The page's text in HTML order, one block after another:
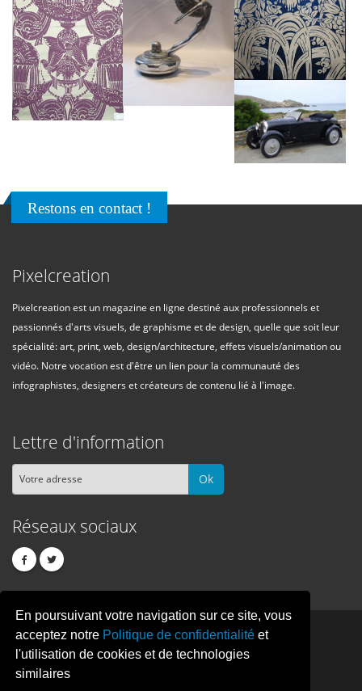
En poursuivant votre navigation sur ce site, vous
acceptez notre Politique de confidentialité et
l'utilisation de cookies et de technologies
similaires
Restons en contact !
Pixelcreation
Pixelcreation est un magazine en ligne destiné aux professionnels et
passionnés d'arts visuels, de graphisme et de design, quelle que soit leur
spécialité: art, print, web, design/architecture, effets visuels/animation ou
vidéo. Notre vocation est d'être un lien pour la communauté des
infographistes, designers et créateurs de contenu lié à l'image.
Lettre d'information
Ok
Réseaux sociaux
PIXELCREATION